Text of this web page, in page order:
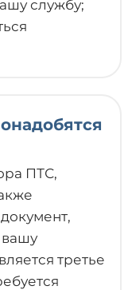
службу;
ПТС,
вашу
третье